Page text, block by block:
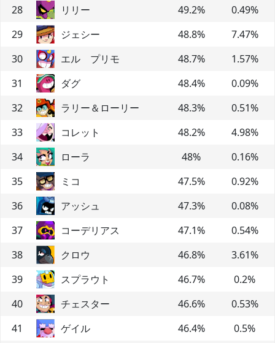
28 リリー 49.2% 0.49%
29
ジェシー 48.8% 7.47%
30
エル プリモ 48.7% 1.57%
31
ダグ 48.4% 0.09%
32
ラリー＆ローリー 48.3% 0.51%
33
コレット 48.2% 4.98%
34
ローラ 48% 0.16%
35
ミコ 47.5% 0.92%
36
アッシュ 47.3% 0.08%
37
コーデリアス 47.1% 0.54%
38
クロウ 46.8% 3.61%
39
スプラウト 46.7% 0.2%
40
チェスター 46.6% 0.53%
41
ゲイル 46.4% 0.5%